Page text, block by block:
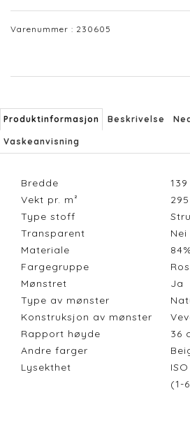
Varenummer : 230605
Produktinformasjon Beskrivelse
Vaskeanvisning
Bredde 139
Vekt pr. m²
295
Type stoff
Transparent
Nei
Materiale
Fargegruppe
Mønstret
Ja
Type av mønster
Konstruksjon av mønster
Rapport høyde
36
Andre farger
Lysekthet
(1-